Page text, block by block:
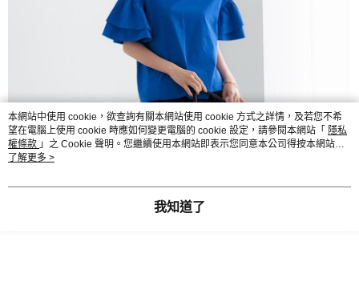
本網站中使用 cookie，欲查詢有關本網站使用 cookie 方式之詳情，及若您不希
望在電腦上使用 cookie 時應如何變更電腦的 cookie 設定，請參閱本網站「 隱私
權條款 」之 Cookie 聲明。您繼續使用本網站即表示您同意本公司得按本網站使
用條款之 Cookie 聲明使用 cookie。
了解更多 >
我知道了